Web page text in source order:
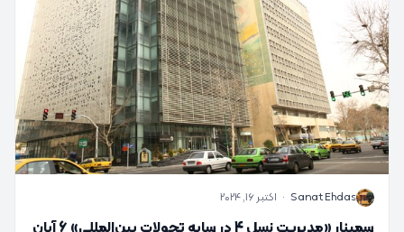
S
Sanat Ehdas
· اکتبر 16, 2024